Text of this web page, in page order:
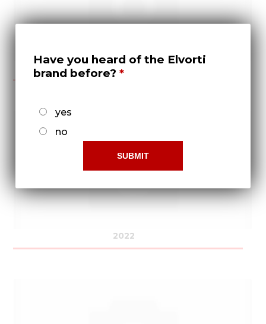
2021
2022
Have you heard of the Elvorti
brand before?
yes
no